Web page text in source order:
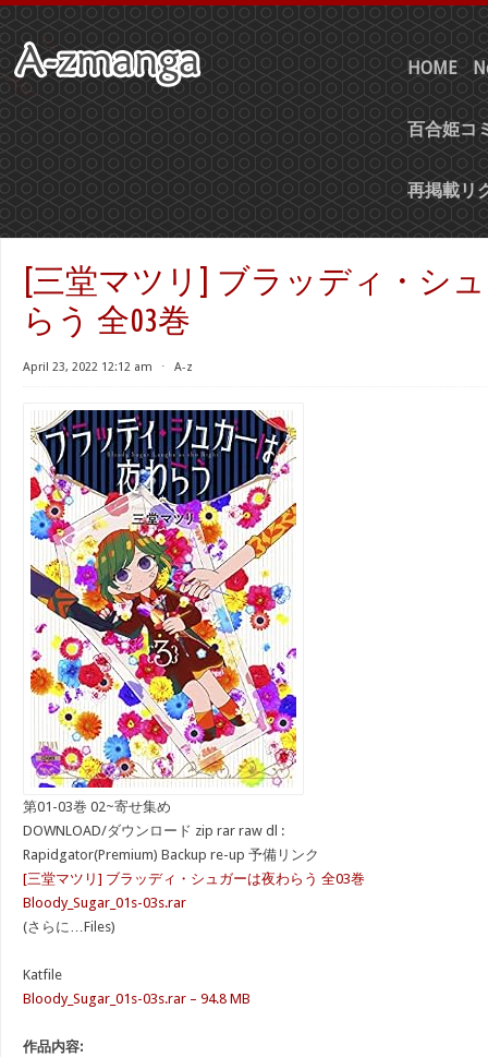
HOME
百合姫コ
再掲載リ
[三堂マツリ] ブラッディ・シ
らう 全03巻
April 23, 2022 12:12 am ⋅ A-z
第01-03巻 02~寄せ集め
DOWNLOAD/ダウンロード zip rar raw dl :
Rapidgator(Premium) Backup re-up 予備リンク
[三堂マツリ] ブラッディ・シュガーは夜わらう 全03巻
Bloody_Sugar_01s-03s.rar
(さらに…Files)
Katfile
Bloody_Sugar_01s-03s.rar – 94.8 MB
作品内容: